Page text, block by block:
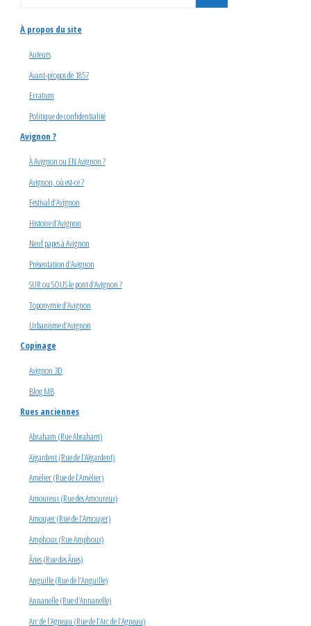
À propos du site
Auteurs
Avant-propos de 1857
Erratum
Politique de confidentialité
Avignon ?
À Avignon ou EN Avignon ?
Avignon, où est-ce ?
Festival d’Avignon
Histoire d’Avignon
Neuf papes à Avignon
Présentation d’Avignon
SUR ou SOUS le pont d’Avignon ?
Toponymie d’Avignon
Urbanisme d’Avignon
Copinage
Avignon 3D
Blog MB
Rues anciennes
Abraham (Rue Abraham)
Aïgardent (Rue de l’Aïgardent)
Amèlier (Rue de l’Amèlier)
Amoureux (Rue des Amoureux)
Amouyer (Rue de l’Amouyer)
Amphoux (Rue Amphoux)
Ânes (Rue des Ânes)
Anguille (Rue de l’Anguille)
Annanelle (Rue d’Annanelle)
Arc de l’Agneau (Rue de l’Arc de l’Agneau)